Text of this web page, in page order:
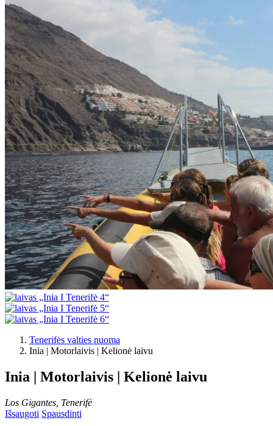
Tenerifės valties nuoma
Inia | Motorlaivis | Kelionė laivu
Inia | Motorlaivis | Kelionė laivu
Los Gigantes, Tenerifė
Išsaugoti Spausdinti